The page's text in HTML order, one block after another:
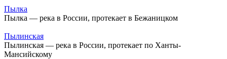
Пылка
Пылка — река в России, протекает в Бежаницком
Пылинская
Пылинская — река в России, протекает по Ханты-
Мансийскому